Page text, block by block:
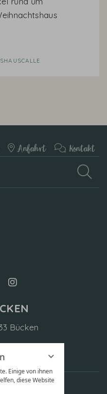
Einige von ihnen
diese Website
Anfahrt Kontakt
Bücken